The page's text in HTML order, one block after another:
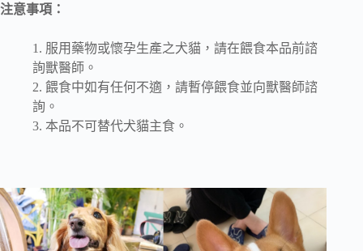
注意事項：
1. 服用藥物或懷孕生產之犬貓，請在餵食本品前諮
詢獸醫師。
2. 餵食中如有任何不適，請暫停餵食並向獸醫師諮
詢。
3. 本品不可替代犬貓主食。